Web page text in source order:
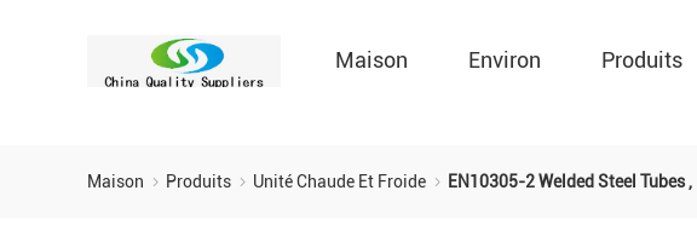
Maison Environ Produits
Maison Produits Unité Chaude Et Froide EN10305-2 Welded Steel Tubes